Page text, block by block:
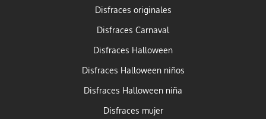
Disfraces originales
Disfraces Carnaval
Disfraces Halloween
Disfraces Halloween niños
Disfraces Halloween niña
Disfraces mujer